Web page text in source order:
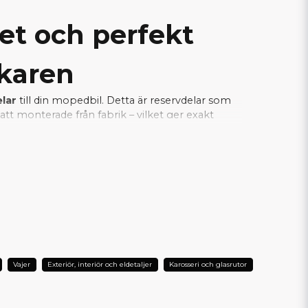
och perfekt
till din mopedbil. Detta är reservdelar som
monterade från fabrik – vilket ger exakt
fungerar tillsammans med bilens
DIN AIXAM?
Vajer Exteriör, interiör och eldetaljer Karosseri och glasrutor